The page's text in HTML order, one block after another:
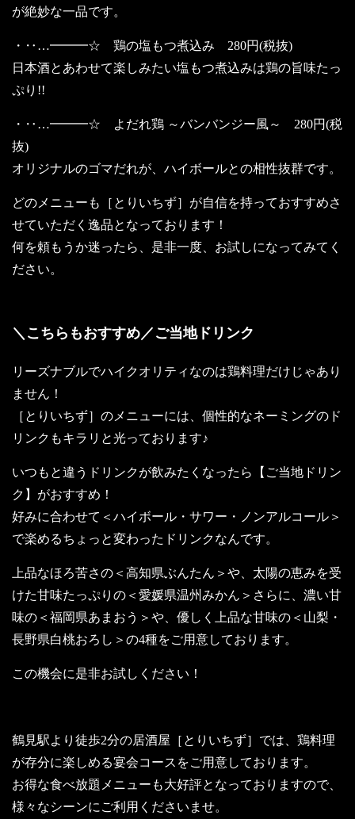
が絶妙な一品です。
・‥…━━━☆ 鶏の塩もつ煮込み 280円(税抜)
日本酒とあわせて楽しみたい塩もつ煮込みは鶏の旨味たっ
ぷり!!
・‥…━━━☆ よだれ鶏 ～バンバンジー風～ 280円(税
抜)
オリジナルのゴマだれが、ハイボールとの相性抜群です。
どのメニューも［とりいちず］が自信を持っておすすめさ
せていただく逸品となっております！
何を頼もうか迷ったら、是非一度、お試しになってみてく
ださい。
＼こちらもおすすめ／ご当地ドリンク
リーズナブルでハイクオリティなのは鶏料理だけじゃあり
ません！
［とりいちず］のメニューには、個性的なネーミングのド
リンクもキラリと光っております♪
いつもと違うドリンクが飲みたくなったら【ご当地ドリン
ク】がおすすめ！
好みに合わせて＜ハイボール・サワー・ノンアルコール＞
で楽めるちょっと変わったドリンクなんです。
上品なほろ苦さの＜高知県ぶんたん＞や、太陽の恵みを受
けた甘味たっぷりの＜愛媛県温州みかん＞さらに、濃い甘
味の＜福岡県あまおう＞や、優しく上品な甘味の＜山梨・
長野県白桃おろし＞の4種をご用意しております。
この機会に是非お試しください！
鶴見駅より徒歩2分の居酒屋［とりいちず］では、鶏料理
が存分に楽しめる宴会コースをご用意しております。
お得な食べ放題メニューも大好評となっておりますので、
様々なシーンにご利用くださいませ。